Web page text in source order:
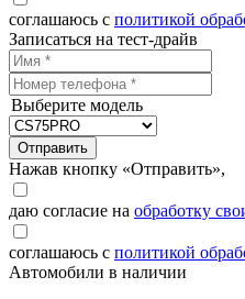
соглашаюсь с политикой
Записаться на тест-драйв
Выберите модель
Отправить
Нажав кнопку «Отправить»,
даю согласие на обработку
соглашаюсь с политикой
Автомобили в наличии